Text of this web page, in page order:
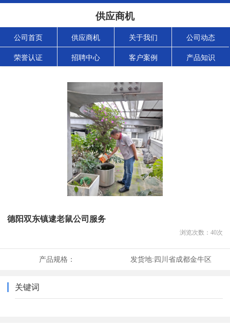
供应商机
公司首页 供应商机 关于我们 公司动态
荣誉认证 招聘中心 客户案例 产品知识
德阳双东镇逮老鼠公司服务
浏览次数： 40次
产品规格： 发货地:四川省成都金牛区
关键词